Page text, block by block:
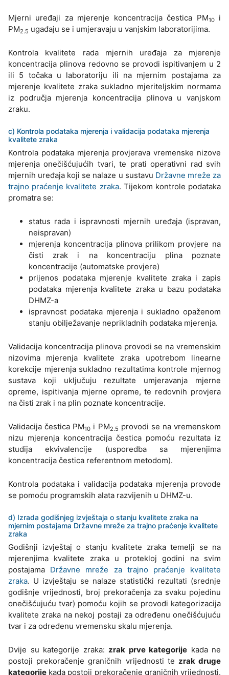
Mjerni uređaji za mjerenje koncentracija čestica PM10i
PM2.5 ugađaju se i umjeravaju u vanjskim laboratorijima.
Kontrola kvalitete rada mjernih uređaja za mjerenje
koncentracija plinova redovno se provodi ispitivanjem u 2
ili 5 točaka u laboratoriju ili na mjernim postajama za
mjerenje kvalitete zraka sukladno mjeriteljskim normama
iz područja mjerenja koncentracija plinova u vanjskom
zraku.
c) Kontrola podataka mjerenja i validacija podataka mjerenja
kvalitete zraka
Kontrola podataka mjerenja provjerava vremenske nizove
mjerenja onečišćujućih tvari, te prati operativni rad svih
mjernih uređaja koji se nalaze u sustavu Državne mreže za
trajno praćenje kvalitete zraka. Tijekom kontrole podataka
promatra se:
status rada i ispravnosti mjernih uređaja (ispravan,
neispravan)
mjerenja koncentracija plinova prilikom provjere na
čisti zrak i na koncentraciju plina poznate
koncentracije (automatske provjere)
prijenos podataka mjerenje kvalitete zraka i zapis
podataka mjerenja kvalitete zraka u bazu podataka
DHMZ-a
ispravnost podataka mjerenja i sukladno opaženom
stanju obilježavanje neprikladnih podataka mjerenja.
Validacija koncentracija plinova provodi se na vremenskim
nizovima mjerenja kvalitete zraka upotrebom linearne
korekcije mjerenja sukladno rezultatima kontrole mjernog
sustava koji uključuju rezultate umjeravanja mjerne
opreme, ispitivanja mjerne opreme, te redovnih provjera
na čisti zrak i na plin poznate koncentracije.
Validacija čestica PM10 i PM2.5 provodi se na vremenskom
nizu mjerenja koncentracija čestica pomoću rezultata iz
studija ekvivalencije (usporedba sa mjerenjima
koncentracija čestica referentnom metodom).
Kontrola podataka i validacija podataka mjerenja provode
se pomoću programskih alata razvijenih u DHMZ-u.
d) Izrada godišnjeg izvještaja o stanju kvalitete zraka na
mjernim postajama Državne mreže za trajno praćenje kvalitete
zraka
Godišnji izvještaj o stanju kvalitete zraka temelji se na
mjerenjima kvalitete zraka u protekloj godini na svim
postajama Državne mreže za trajno praćenje kvalitete
zraka. U izvještaju se nalaze statistički rezultati (srednje
godišnje vrijednosti, broj prekoračenja za svaku pojedinu
onečišćujuću tvar) pomoću kojih se provodi kategorizacija
kvalitete zraka na nekoj postaji za određenu onečišćujuću
tvar i za određenu vremensku skalu mjerenja.
Dvije su kategorije zraka: zrak prve kategorije kada ne
postoji prekoračenje graničnih vrijednosti te zrak druge
kategorije kada postoji prekoračenje graničnih vrijednosti.